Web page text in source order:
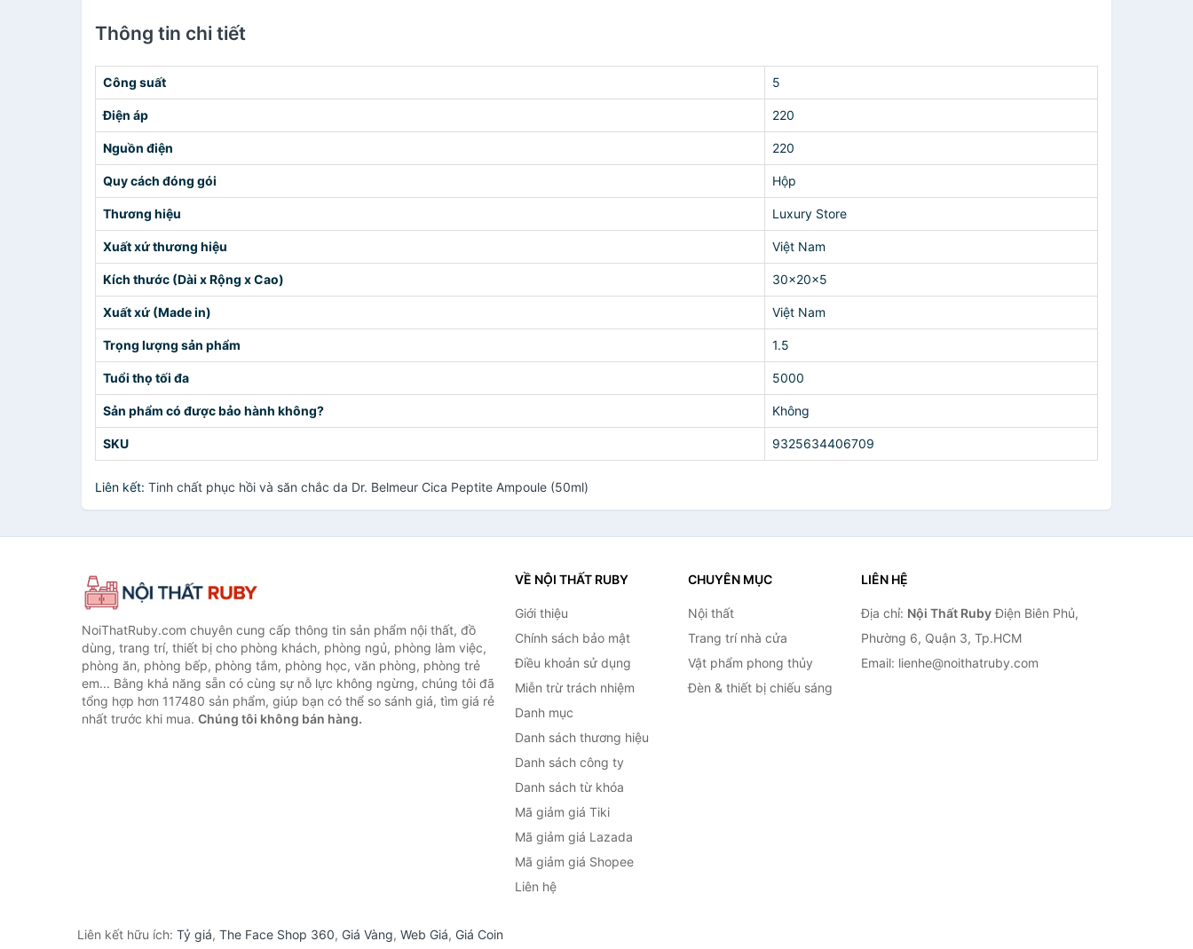
Thông tin chi tiết
Công suất 5
Điện áp 220
Nguồn điện 220
Quy cách đóng gói Hộp
Thương hiệu Luxury Store
Xuất xứ thương hiệu Việt Nam
Kích thước (Dài x Rộng x Cao) 30x20x5
Xuất xứ (Made in) Việt Nam
Trọng lượng sản phẩm 1.5
Tuổi thọ tối đa 5000
Sản phẩm có được bảo hành không? Không
SKU 9325634406709
Liên kết: Tinh chất phục hồi và săn chắc da Dr. Belmeur Cica Peptite Ampoule (50ml)
NoiThatRuby.com chuyên cung cấp thông tin sản phẩm nội thất, đồ
dùng, trang trí, thiết bị cho phòng khách, phòng ngủ, phòng làm việc,
phòng ăn, phòng bếp, phòng tắm, phòng học, văn phòng, phòng trẻ
em... Bằng khả năng sẵn có cùng sự nỗ lực không ngừng, chúng tôi đã
tổng hợp hơn 117480 sản phẩm, giúp bạn có thể so sánh giá, tìm giá rẻ
nhất trước khi mua. Chúng tôi không bán hàng.
VỀ NỘI THẤT RUBY
Giới thiệu
Chính sách bảo mật
Điều khoản sử dụng
Miễn trừ trách nhiệm
Danh mục
Danh sách thương hiệu
Danh sách công ty
Danh sách từ khóa
Mã giảm giá Tiki
Mã giảm giá Lazada
Mã giảm giá Shopee
Liên hệ
CHUYÊN MỤC
Nội thất
Trang trí nhà cửa
Vật phẩm phong thủy
Đèn & thiết bị chiếu sáng
LIÊN HỆ
Địa chỉ: Nội Thất RubyĐiện Biên Phủ,
Phường 6, Quận 3, Tp.HCM
Email: lienhe@noithatruby.com
Liên kết hữu ích: Tỷ giá, The Face Shop 360, Giá Vàng, Web Giá, Giá Coin